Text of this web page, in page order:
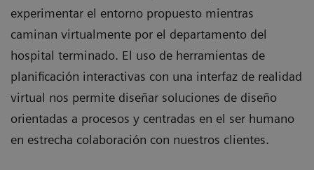
experimentar el entorno propuesto mientras
caminan virtualmente por el departamento del
hospital terminado. El uso de herramientas de
planificación interactivas con una interfaz de realidad
virtual nos permite diseñar soluciones de diseño
orientadas a procesos y centradas en el ser humano
en estrecha colaboración con nuestros clientes.